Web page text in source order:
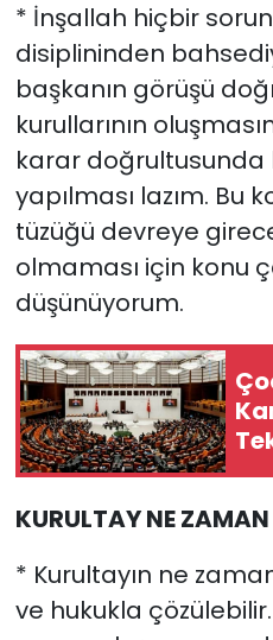
* İnşallah hiçbir
disiplininden
başkanın görüşü
kurullarının
karar doğrultusunda
yapılması lazım. Bu
tüzüğü devreye
olmaması için konu
düşünüyorum.
KURULTAY NE
* Kurultayın ne
ve hukukla